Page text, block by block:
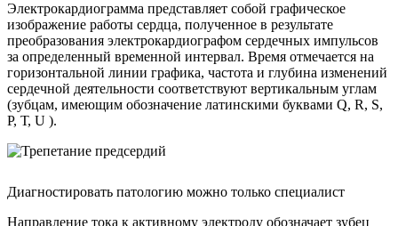
Электрокардиограмма представляет собой графическое
изображение работы сердца, полученное в результате
преобразования электрокардиографом сердечных импульсов
за определенный временной интервал. Время отмечается на
горизонтальной линии графика, частота и глубина изменений
сердечной деятельности соответствуют вертикальным углам
(зубцам, имеющим обозначение латинскими буквами Q, R, S,
Р, Т, U ).
Диагностировать патологию можно только специалист
Направление тока к активному электроду обозначает зубец